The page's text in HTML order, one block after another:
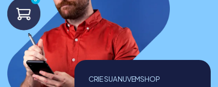
CRIE SUA NUVEMSHOP